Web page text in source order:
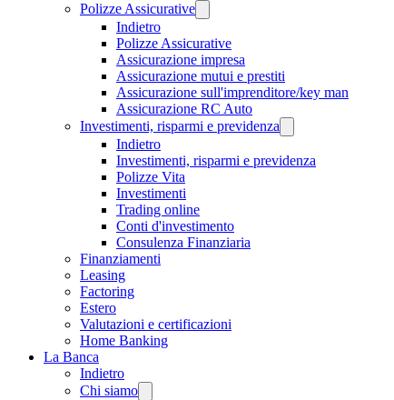
Polizze Assicurative
Indietro
Polizze Assicurative
Assicurazione impresa
Assicurazione mutui e prestiti
Assicurazione sull'imprenditore/key man
Assicurazione RC Auto
Investimenti, risparmi e previdenza
Indietro
Investimenti, risparmi e previdenza
Polizze Vita
Investimenti
Trading online
Conti d'investimento
Consulenza Finanziaria
Finanziamenti
Leasing
Factoring
Estero
Valutazioni e certificazioni
Home Banking
La Banca
Indietro
Chi siamo